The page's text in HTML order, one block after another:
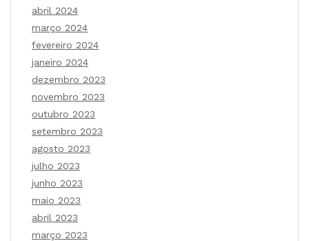
abril 2024
março 2024
fevereiro 2024
janeiro 2024
dezembro 2023
novembro 2023
outubro 2023
setembro 2023
agosto 2023
julho 2023
junho 2023
maio 2023
abril 2023
março 2023